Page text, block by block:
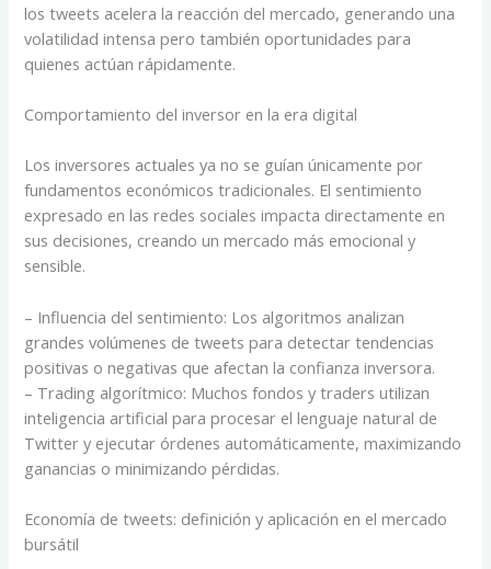
los tweets acelera la reacción del mercado, generando una
volatilidad intensa pero también oportunidades para
quienes actúan rápidamente.
Comportamiento del inversor en la era digital
Los inversores actuales ya no se guían únicamente por
fundamentos económicos tradicionales. El sentimiento
expresado en las redes sociales impacta directamente en
sus decisiones, creando un mercado más emocional y
sensible.
– Influencia del sentimiento: Los algoritmos analizan
grandes volúmenes de tweets para detectar tendencias
positivas o negativas que afectan la confianza inversora.
– Trading algorítmico: Muchos fondos y traders utilizan
inteligencia artificial para procesar el lenguaje natural de
Twitter y ejecutar órdenes automáticamente, maximizando
ganancias o minimizando pérdidas.
Economía de tweets: definición y aplicación en el mercado
bursátil